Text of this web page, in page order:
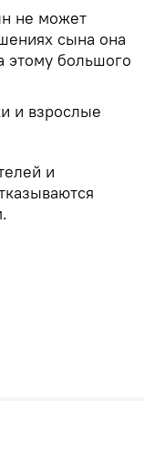
не может
сына она
этому большого
и взрослые
и